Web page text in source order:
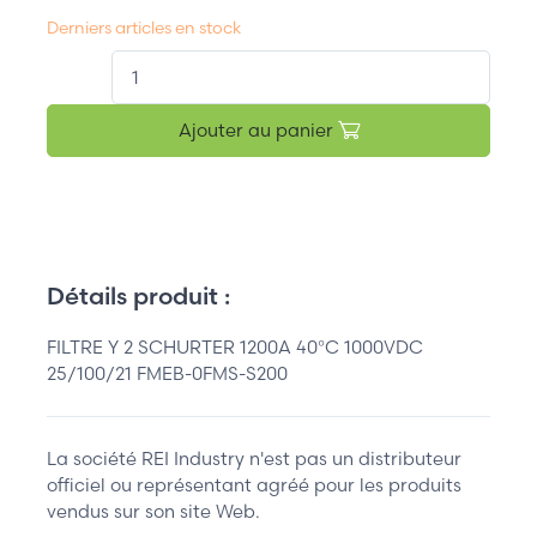
Derniers articles en stock
Ajouter au panier
Détails produit :
FILTRE Y 2 SCHURTER 1200A 40°C 1000VDC
25/100/21 FMEB-0FMS-S200
La société REI Industry n'est pas un distributeur
officiel ou représentant agréé pour les produits
vendus sur son site Web.